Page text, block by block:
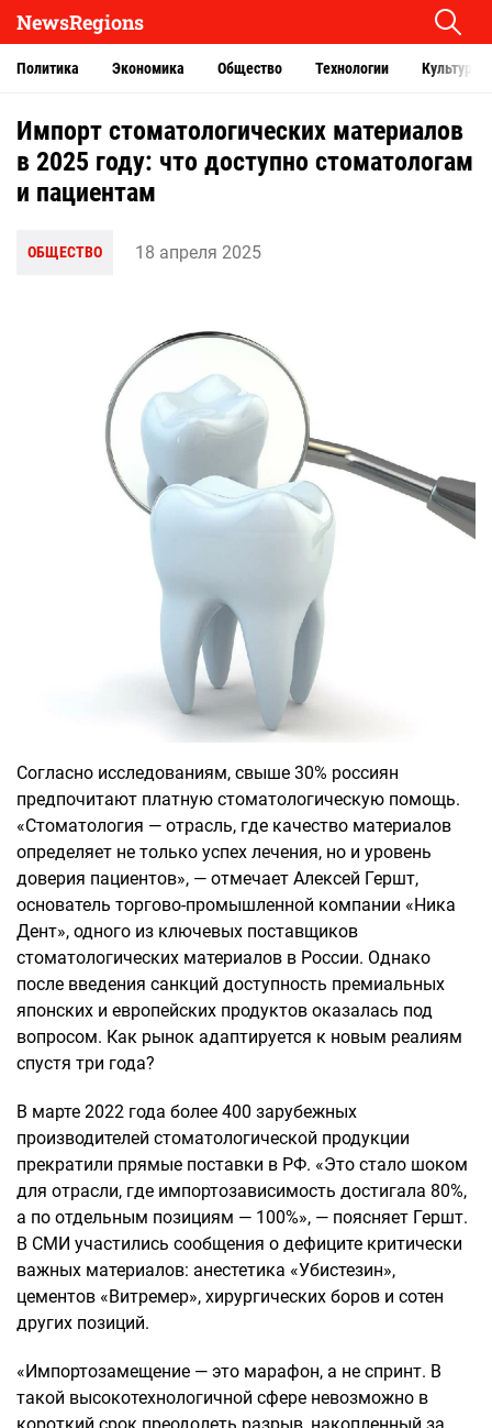
NewsRegions
Политика Экономика Общество Технологии Культура
Импорт стоматологических материалов
в 2025 году: что доступно стоматологам
и пациентам
ОБЩЕСТВО 18 апреля 2025
Согласно исследованиям, свыше 30% россиян
предпочитают платную стоматологическую помощь.
«Стоматология — отрасль, где качество материалов
определяет не только успех лечения, но и уровень
доверия пациентов», — отмечает Алексей Гершт,
основатель торгово-промышленной компании «Ника
Дент», одного из ключевых поставщиков
стоматологических материалов в России. Однако
после введения санкций доступность премиальных
японских и европейских продуктов оказалась под
вопросом. Как рынок адаптируется к новым реалиям
спустя три года?
В марте 2022 года более 400 зарубежных
производителей стоматологической продукции
прекратили прямые поставки в РФ. «Это стало шоком
для отрасли, где импортозависимость достигала 80%,
а по отдельным позициям — 100%», — поясняет Гершт.
В СМИ участились сообщения о дефиците критически
важных материалов: анестетика «Убистезин»,
цементов «Витремер», хирургических боров и сотен
других позиций.
«Импортозамещение — это марафон, а не спринт. В
такой высокотехнологичной сфере невозможно в